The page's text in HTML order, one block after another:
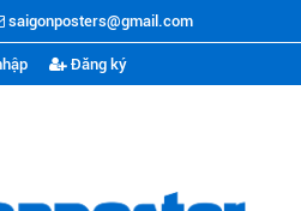
saigonposters@gmail.com
Đăng ký